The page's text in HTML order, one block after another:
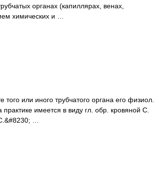
органах (капиллярах, венах,
химических и …
или иного трубчатого органа его физиол.
имеется в виду гл. обр. кровяной С.
…